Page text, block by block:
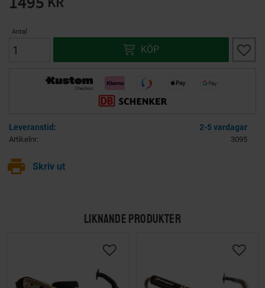
Antal
KÖP Lägg
2-5 vardagar
Artikelnr 3095
print Skriv ut
LIKNANDE PRODUKTER